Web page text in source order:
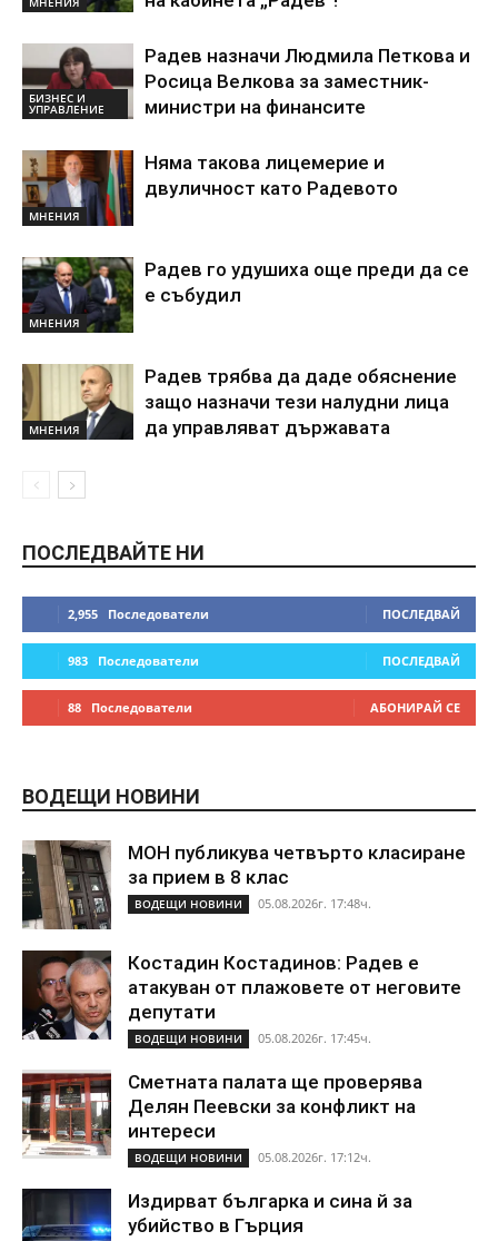
БИЗНЕС И
УПРАВЛЕНИЕ
Радев назначи Людмила Петкова и
Росица Велкова за заместник-
министри на финансите
МНЕНИЯ
Няма такова лицемерие и
двуличност като Радевото
МНЕНИЯ
Радев го удушиха още преди да се
е събудил
МНЕНИЯ
Радев трябва да даде обяснение
защо назначи тези налудни лица
да управляват държавата
ПОСЛЕДВАЙТЕ НИ
2,955 Последователи ПОСЛЕДВАЙ
983 Последователи ПОСЛЕДВАЙ
88 Последователи АБОНИРАЙ СЕ
ВОДЕЩИ НОВИНИ
МОН публикува четвърто класиране
за прием в 8 клас
ВОДЕЩИ НОВИНИ 05.08.2026г. 17:48ч.
Костадин Костадинов: Радев е
атакуван от плажoвете от неговите
депутати
ВОДЕЩИ НОВИНИ 05.08.2026г. 17:45ч.
Сметната палата ще проверява
Делян Пеевски за конфликт на
интереси
ВОДЕЩИ НОВИНИ 05.08.2026г. 17:12ч.
Издирват българка и сина й за
убийство в Гърция